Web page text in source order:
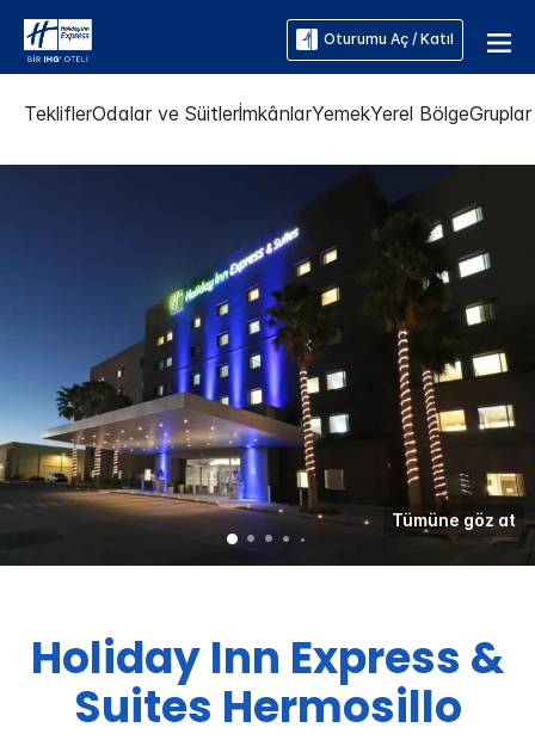
Oturumu Aç / Katıl
TekliflerOdalar ve SüitlerİmkânlarYemekYerel Bölge
Tümüne göz at
Holiday Inn Express &
Suites Hermosillo